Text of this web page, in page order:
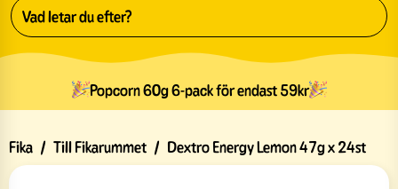
Popcorn 60g 6-pack för endast 59kr
Fika / Till Fikarummet / Dextro Energy Lemon 47g x 24st